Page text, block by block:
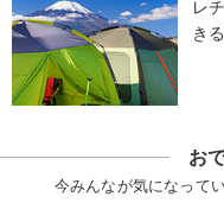
レ
き
お
今みんなが気になって